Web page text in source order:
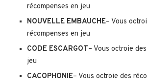
récompenses en jeu
NOUVELLE EMBAUCHE– Vous
récompenses en jeu
CODE ESCARGOT– Vous octroie
jeu
CACOPHONIE– Vous octroie des